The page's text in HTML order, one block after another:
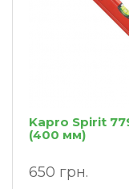
Kapro Spirit
(400 мм)
650 грн.